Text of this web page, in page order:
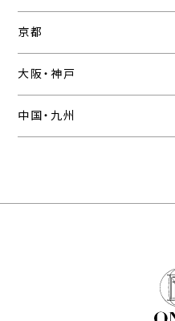
京都
大阪・神戸
中国・九州